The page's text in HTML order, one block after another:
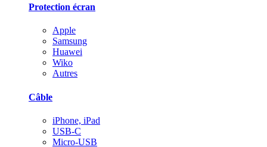
Protection écran
Apple
Samsung
Huawei
Wiko
Autres
Câble
iPhone, iPad
USB-C
Micro-USB